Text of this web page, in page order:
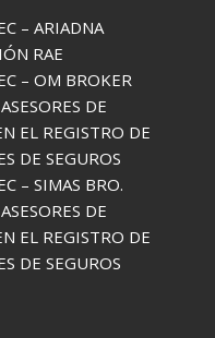
– ARIADNA
RAE
– OM BROKER
DE
EL REGISTRO DE
DE SEGUROS
– SIMAS BRO.
DE
EL REGISTRO DE
DE SEGUROS